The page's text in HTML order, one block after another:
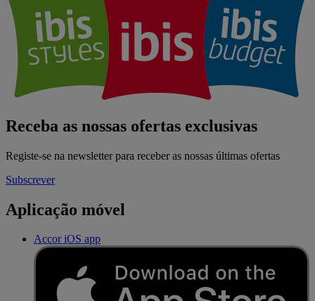
Receba as nossas ofertas exclusivas
Registe-se na newsletter para receber as nossas últimas ofertas
Subscrever
Aplicação móvel
Accor iOS app